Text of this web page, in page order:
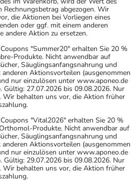
abgezogen. Wir
die Aktionen bei Vorliegen eines
oder ggf. mit einem anderen
andere Aktion zu ersetzen.
"Summer20" erhalten Sie 20 %
Produkte. Nicht anwendbar auf
Säuglingsanfangsnahrung und
Aktionsvorteilen (ausgenommen
nur einzulösen unter www.aponeo.de
Gültig: 27.07.2026 bis 09.08.2026. Nur
Wir behalten uns vor, die Aktion früher
"Vital2026" erhalten Sie 20 %
Produkte. Nicht anwendbar auf
Säuglingsanfangsnahrung und
Aktionsvorteilen (ausgenommen
nur einzulösen unter www.aponeo.de
Gültig: 29.07.2026 bis 09.08.2026. Nur
Wir behalten uns vor, die Aktion früher